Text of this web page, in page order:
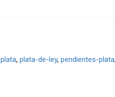
plata plata-de-ley pendientes-plata